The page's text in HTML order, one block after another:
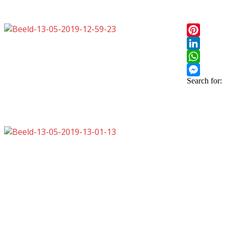
Pinterest
LinkedIn
WhatsApp
Search for: